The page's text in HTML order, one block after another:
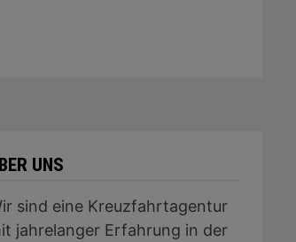
UNS
sind eine Kreuzfahrtagentur
jahrelanger Erfahrung in der